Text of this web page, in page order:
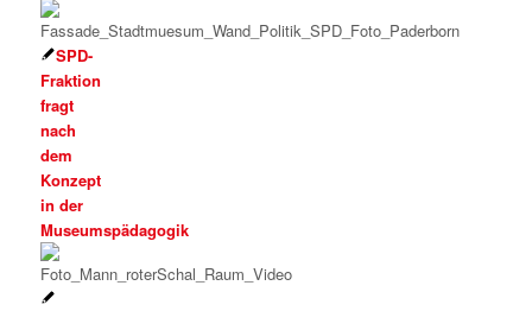
SPD-
Fraktion
fragt
nach
dem
Konzept
in der
Museumspädagogik